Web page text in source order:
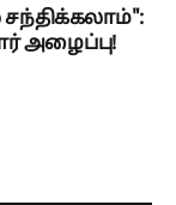
அழைப்பு!